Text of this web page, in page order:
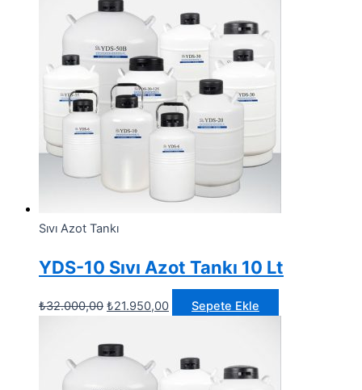
Sıvı Azot Tankı
YDS-10 Sıvı Azot Tankı 10 Lt
₺32.000,00 Orijinal
₺32.000,00.
₺21.950,00Şu
₺21.950,00.
Sepete Ekle